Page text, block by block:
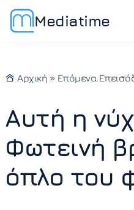
Mediatime
Αρχική » Επόμενα
Αυτή η
Φωτεινή
όπλο του